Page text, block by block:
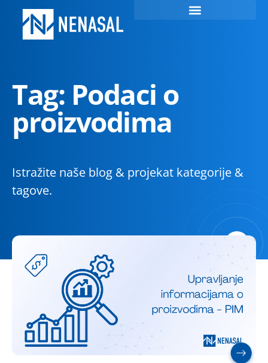
Tag: Podaci o
proizvodima
Istražite naše blog & projekat kategorije &
tagove.